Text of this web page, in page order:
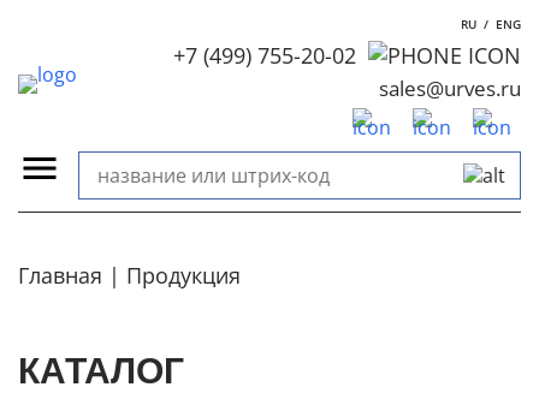
RU / ENG
+7 (499) 755-20-02
sales@urves.ru
Главная Продукция
КАТАЛОГ